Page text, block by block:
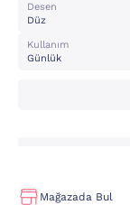
Desen
Düz
Kullanım
Günlük
Mağazada Bul